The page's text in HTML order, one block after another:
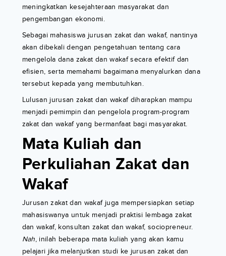
meningkatkan kesejahteraan masyarakat dan
pengembangan ekonomi.
Sebagai mahasiswa jurusan zakat dan wakaf, nantinya
akan dibekali dengan pengetahuan tentang cara
mengelola dana zakat dan wakaf secara efektif dan
efisien, serta memahami bagaimana menyalurkan dana
tersebut kepada yang membutuhkan.
Lulusan jurusan zakat dan wakaf diharapkan mampu
menjadi pemimpin dan pengelola program-program
zakat dan wakaf yang bermanfaat bagi masyarakat.
Mata Kuliah dan
Perkuliahan Zakat dan
Wakaf
Jurusan zakat dan wakaf juga mempersiapkan setiap
mahasiswanya untuk menjadi praktisi lembaga zakat
dan wakaf, konsultan zakat dan wakaf, sociopreneur.
Nah, inilah beberapa mata kuliah yang akan kamu
pelajari jika melanjutkan studi ke jurusan zakat dan